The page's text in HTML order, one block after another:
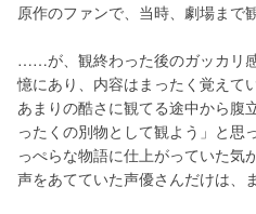
原作のファンで、当時、劇場まで
……が、観終わった後のガッカリ
憶にあり、内容はまったく覚えて
あまりの酷さに観てる途中から腹
ったくの別物として観よう」と思
っぺらな物語に仕上がっていた気
声をあてていた声優さんだけは、